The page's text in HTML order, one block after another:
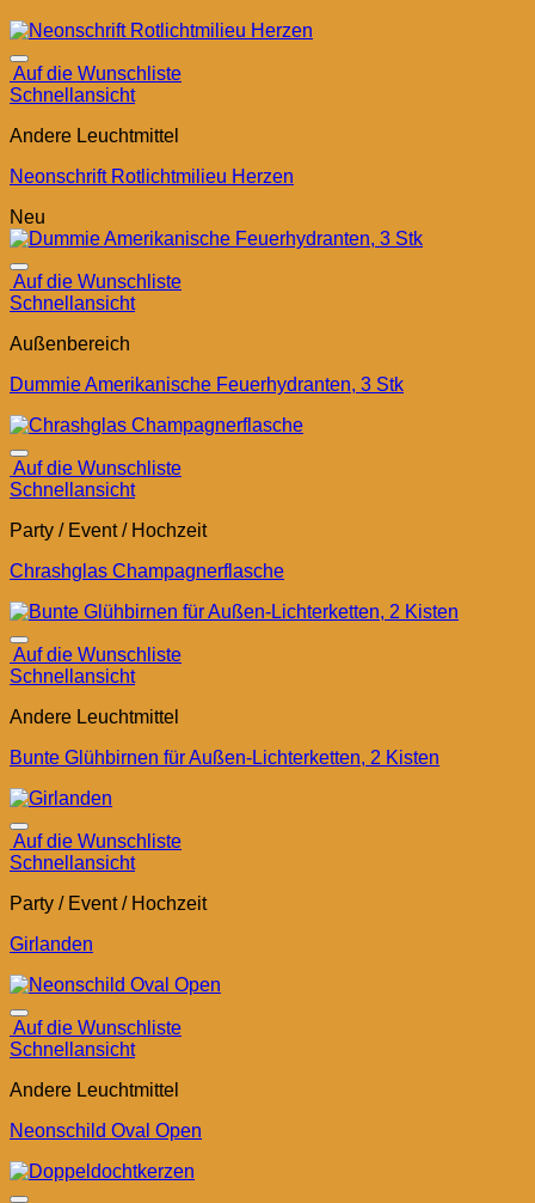
Auf die Wunschliste
Schnellansicht
Andere Leuchtmittel
Neonschrift Rotlichtmilieu Herzen
Neu
Auf die Wunschliste
Schnellansicht
Außenbereich
Dummie Amerikanische Feuerhydranten, 3 Stk
Auf die Wunschliste
Schnellansicht
Party / Event / Hochzeit
Chrashglas Champagnerflasche
Auf die Wunschliste
Schnellansicht
Andere Leuchtmittel
Bunte Glühbirnen für Außen-Lichterketten, 2 Kisten
Auf die Wunschliste
Schnellansicht
Party / Event / Hochzeit
Girlanden
Auf die Wunschliste
Schnellansicht
Andere Leuchtmittel
Neonschild Oval Open